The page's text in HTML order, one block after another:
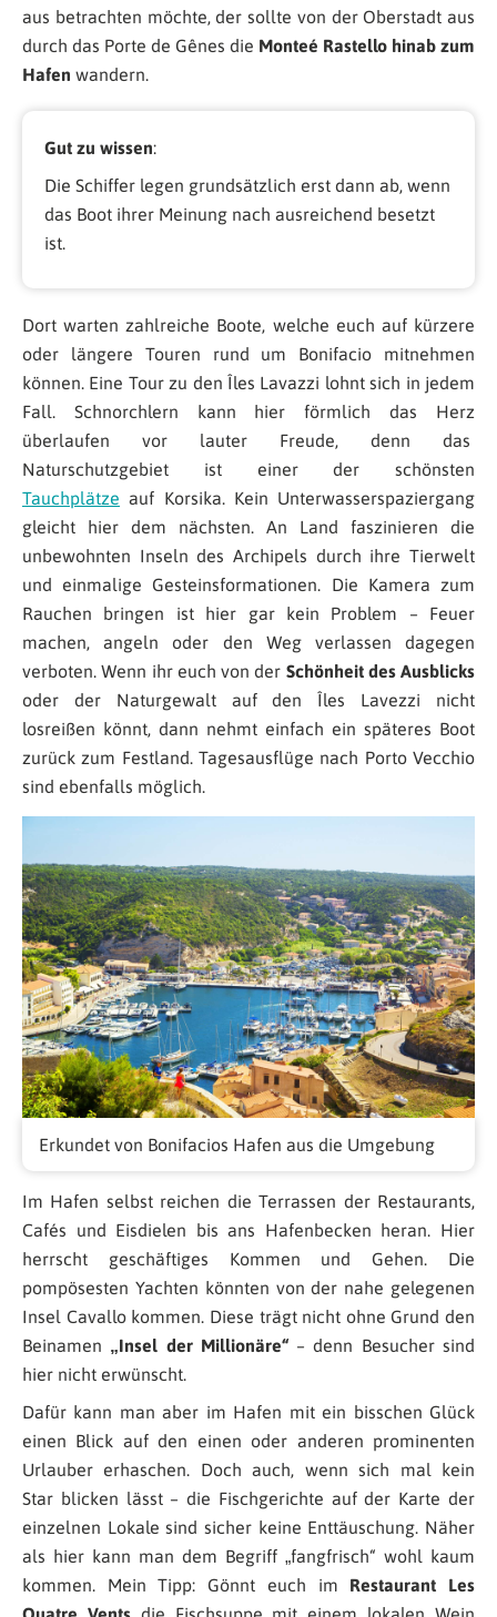
aus betrachten möchte, der sollte von der Oberstadt aus
durch das Porte de Gênes die Monteé Rastello hinab zum
Hafen wandern.
Gut zu wissen:
Die Schiffer legen grundsätzlich erst dann ab, wenn
das Boot ihrer Meinung nach ausreichend besetzt
ist.
Dort warten zahlreiche Boote, welche euch auf kürzere
oder längere Touren rund um Bonifacio mitnehmen
können. Eine Tour zu den Îles Lavazzi lohnt sich in jedem
Fall. Schnorchlern kann hier förmlich das Herz
überlaufen vor lauter Freude, denn das
Naturschutzgebiet ist einer der schönsten
Tauchplätze auf Korsika. Kein Unterwasserspaziergang
gleicht hier dem nächsten. An Land faszinieren die
unbewohnten Inseln des Archipels durch ihre Tierwelt
und einmalige Gesteinsformationen. Die Kamera zum
Rauchen bringen ist hier gar kein Problem – Feuer
machen, angeln oder den Weg verlassen dagegen
verboten. Wenn ihr euch von der Schönheit des Ausblicks
oder der Naturgewalt auf den Îles Lavezzi nicht
losreißen könnt, dann nehmt einfach ein späteres Boot
zurück zum Festland. Tagesausflüge nach Porto Vecchio
sind ebenfalls möglich.
Erkundet von Bonifacios Hafen aus die Umgebung
Im Hafen selbst reichen die Terrassen der Restaurants,
Cafés und Eisdielen bis ans Hafenbecken heran. Hier
herrscht geschäftiges Kommen und Gehen. Die
pompösesten Yachten könnten von der nahe gelegenen
Insel Cavallo kommen. Diese trägt nicht ohne Grund den
Beinamen „Insel der Millionäre“– denn Besucher sind
hier nicht erwünscht.
Dafür kann man aber im Hafen mit ein bisschen Glück
einen Blick auf den einen oder anderen prominenten
Urlauber erhaschen. Doch auch, wenn sich mal kein
Star blicken lässt – die Fischgerichte auf der Karte der
einzelnen Lokale sind sicher keine Enttäuschung. Näher
als hier kann man dem Begriff „fangfrisch“ wohl kaum
kommen. Mein Tipp: Gönnt euch im Restaurant Les